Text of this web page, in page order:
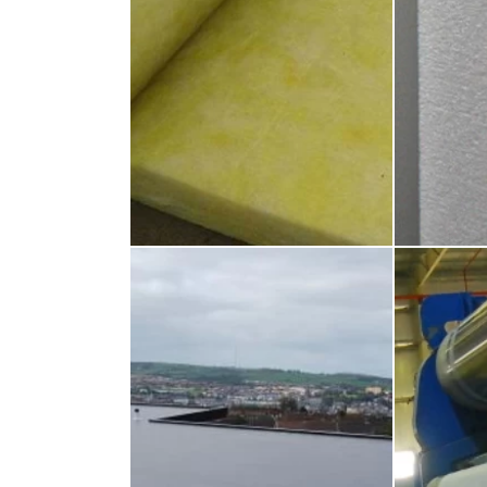
dạng cuộn, tấm hoặc phần ống. Nó
có nhiều mặt khác nhau như lá nhôm,
giấy bao gói, vv
Màng Nhựa PVC
Màng PVC có hai loại chính: được gia
và độ
Vải địa
nhiều ứng
thể được
mặt